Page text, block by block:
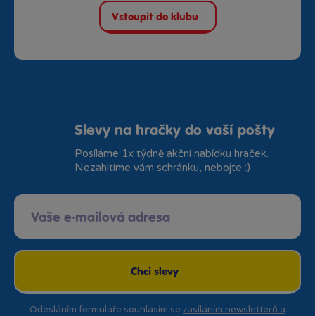
Vstoupit do klubu
Slevy na hračky do vaší pošty
Posíláme 1x týdně akční nabídku hraček.
Nezahltíme vám schránku, nebojte :)
Chci slevy
Odesláním formuláře souhlasím se zasíláním newsletterů a